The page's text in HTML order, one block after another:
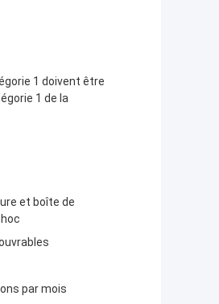
1 doivent être
1 de la
et boîte de
par mois